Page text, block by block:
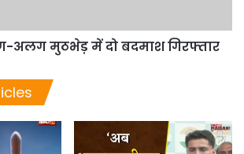
अलग मुठभेड़ में दो बदमाश गिरफ्तार